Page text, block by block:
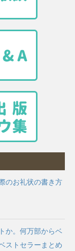
のお礼状の書き方
か。何万部からベ
ストセラーまとめ